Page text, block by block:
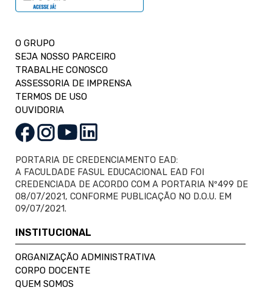
O GRUPO
SEJA NOSSO PARCEIRO
TRABALHE CONOSCO
ASSESSORIA DE IMPRENSA
TERMOS DE USO
OUVIDORIA
PORTARIA DE CREDENCIAMENTO EAD:
A FACULDADE FASUL EDUCACIONAL EAD FOI
CREDENCIADA DE ACORDO COM A PORTARIA Nº499 DE
08/07/2021, CONFORME PUBLICAÇÃO NO D.O.U. EM
09/07/2021.
INSTITUCIONAL
ORGANIZAÇÃO ADMINISTRATIVA
CORPO DOCENTE
QUEM SOMOS